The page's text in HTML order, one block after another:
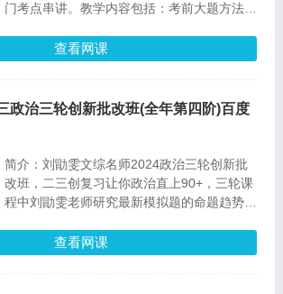
门考点串讲。教学内容包括：考前大题方法思
前选择题技巧串讲(代入验证、目的型设问、
主客型设问等)、考前高频高点串讲(政策、基
查看网课
政治三轮创新批改班(全年第四阶)百度
简介：刘勖雯文综名师2024政治三轮创新批
改班，二三创复习让你政治直上90+，三轮课
程中刘勖雯老师研究最新模拟题的命题趋势，
能拿到比比人更高分数。有针对的试卷批改及
分析，精准提分。
查看网课